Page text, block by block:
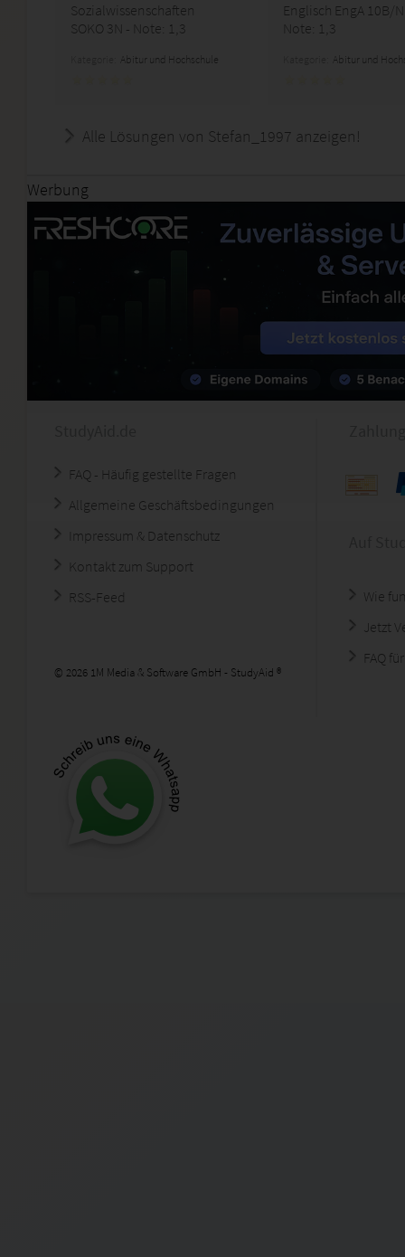
Sozialwissenschaften
SOKO 3N - Note: 1,3
Abitur und Hochschule
Englisch EngA 10B/
Note: 1,3
Abitur und
Alle Lösungen von Stefan_1997 anzeigen!
Werbung
FAQ - Häufig gestellte Fragen
Allgemeine Geschäftsbedingungen
Impressum & Datenschutz
Kontakt zum Support
RSS-Feed
© 2026 1M Media & Software GmbH - StudyAid ®
Wie
Jetzt
FAQ